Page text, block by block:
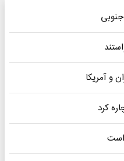
و آمریکا